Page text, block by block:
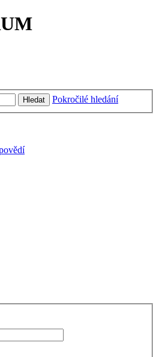
Hledat Pokročilé hledání